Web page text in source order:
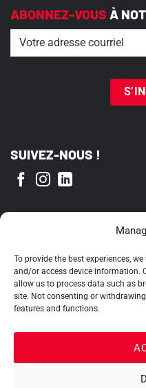
To provide the best experiences,
and/or access device information.
allow us to process data such as
site. Not consenting or
features and functions.
ABONNEZ-VOUS À
Email (Nécessaire)
SUIVEZ-NOUS !